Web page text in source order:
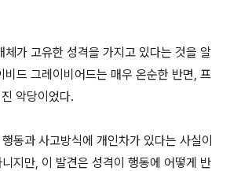
체가 고유한 성격을 가지고 있다는 것을 알
비드 그레이비어드는 매우 온순한 반면, 프
악당이었다.
동과 사고방식에 개인차가 있다는 사실이
지만, 이 발견은 성격이 행동에 어떻게 반